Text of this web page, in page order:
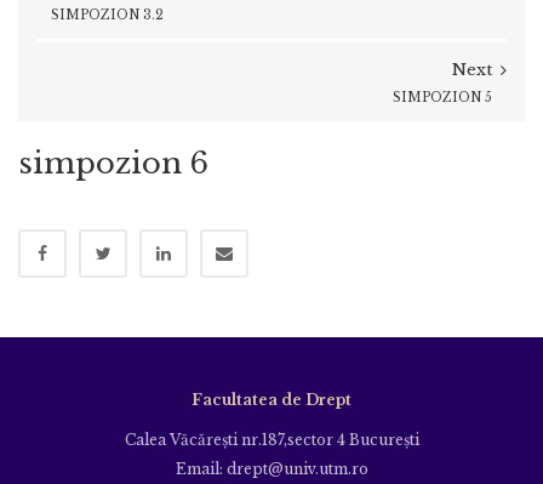
SIMPOZION 3.2
Next
SIMPOZION 5
simpozion 6
Facultatea de Drept
Calea Văcăreşti nr.187,sector 4 Bucureşti
Email: drept@univ.utm.ro